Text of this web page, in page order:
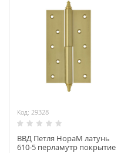
Код: 29328
ВВД Петля НораМ латунь
610-5 перламутр покрытие